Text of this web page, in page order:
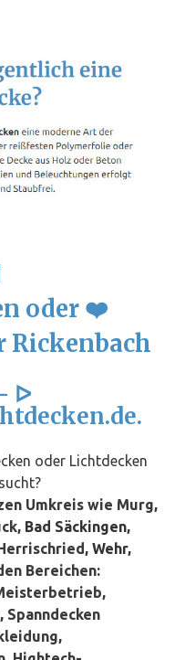
oder ❤️
Rickenbach
ᐅ
oder Lichtdecken
Umkreis wie Murg,
Bad Säckingen,
Wehr,
Bereichen:
Spanndecken